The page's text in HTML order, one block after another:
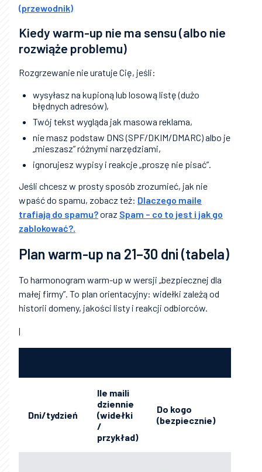
(przewodnik)
Kiedy warm-up nie ma sensu (albo nie
rozwiąże problemu)
Rozgrzewanie nie uratuje Cię, jeśli:
wysyłasz na kupioną lub losową listę (dużo
błędnych adresów),
Twój tekst wygląda jak masowa reklama,
nie masz podstaw DNS (SPF/DKIM/DMARC) albo je
„mieszasz” różnymi narzędziami,
ignorujesz wypisy i reakcje „proszę nie pisać”.
Jeśli chcesz w prosty sposób zrozumieć, jak nie
wpaść do spamu, zobacz też: Dlaczego maile
trafiają do spamu?oraz Spam – co to jest i jak go
zablokować?.
Plan warm-up na 21–30 dni (tabela)
To harmonogram warm-up w wersji „bezpiecznej dla
małej firmy”. To plan orientacyjny: widełki zależą od
historii domeny, jakości listy i reakcji odbiorców.
|
Dni/tydzień
Ile maili
dziennie
(widełki
/
przykład)
Do kogo
(bezpiecznie)